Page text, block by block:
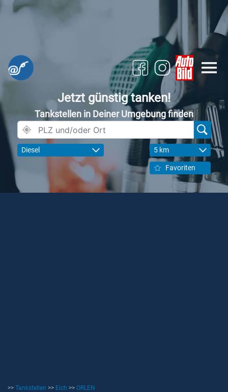
Jetzt günstig tanken!
Tankstellen in Deiner Umgebung finden
Diesel 5 km
Favoriten
>> Tankstellen >> Eich >> ORLEN